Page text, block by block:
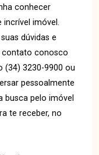
conhecer
imóvel.
dúvidas e
contato conosco
(34) 3230-9900 ou
pessoalmente
busca pelo imóvel
te receber, no